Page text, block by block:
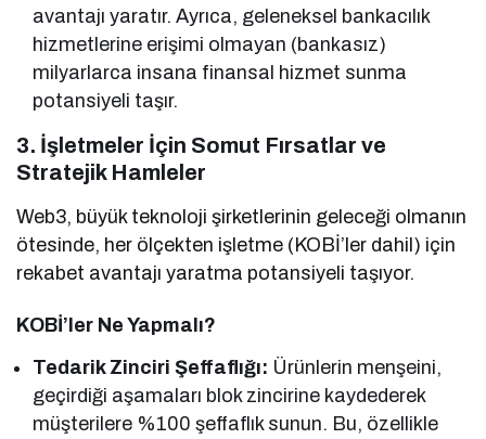
avantajı yaratır. Ayrıca, geleneksel bankacılık
hizmetlerine erişimi olmayan (bankasız)
milyarlarca insana finansal hizmet sunma
potansiyeli taşır.
3. İşletmeler İçin Somut Fırsatlar ve
Stratejik Hamleler
Web3, büyük teknoloji şirketlerinin geleceği olmanın
ötesinde, her ölçekten işletme (KOBİ’ler dahil) için
rekabet avantajı yaratma potansiyeli taşıyor.
KOBİ’ler Ne Yapmalı?
Tedarik Zinciri Şeffaflığı: Ürünlerin menşeini,
geçirdiği aşamaları blok zincirine kaydederek
müşterilere %100 şeffaflık sunun. Bu, özellikle